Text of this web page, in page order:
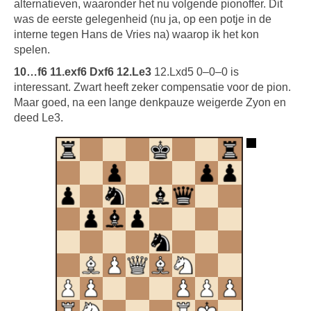
alternatieven, waaronder het nu volgende pionoffer. Dit
was de eerste gelegenheid (nu ja, op een potje in de
interne tegen Hans de Vries na) waarop ik het kon
spelen.
10…f6 11.exf6 Dxf6 12.Le3 12.Lxd5 0–0–0 is
interessant. Zwart heeft zeker compensatie voor de pion.
Maar goed, na een lange denkpauze weigerde Zyon en
deed Le3.